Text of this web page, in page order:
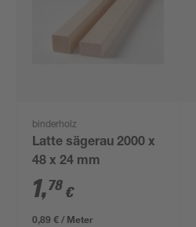
binderholz
Latte sägerau 2000 x
48 x 24 mm
1,78 €
0,89 € / Meter